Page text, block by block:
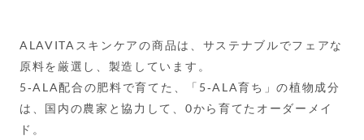
ALAVITAスキンケアの商品は、サステナブルでフェアな
原料を厳選し、製造しています。
5-ALA配合の肥料で育てた、「5-ALA育ち」の植物成分
は、国内の農家と協力して、0から育てたオーダーメイ
ド。